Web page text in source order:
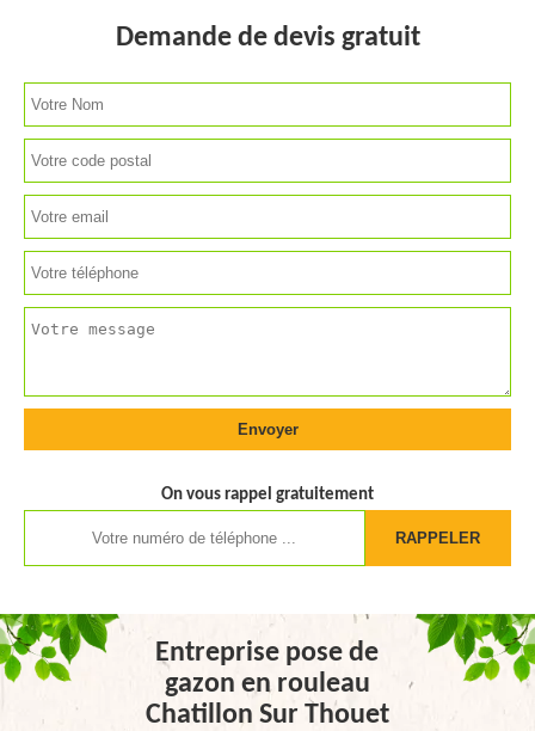
Demande de devis gratuit
On vous rappel gratuitement
Entreprise pose de
gazon en rouleau
Chatillon Sur Thouet